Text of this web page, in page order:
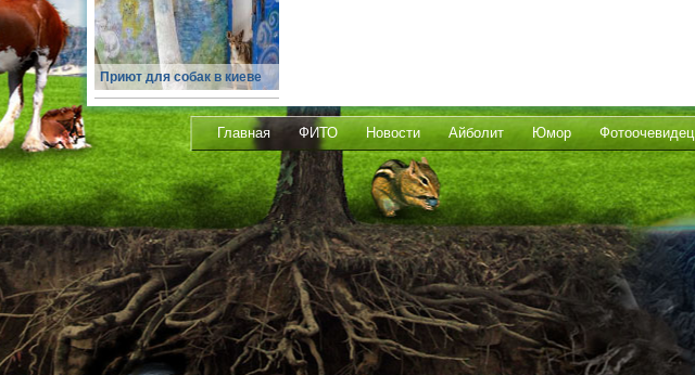
Приют для собак в киеве
Главная ФИТО Новости Айболит Юмор Фотоочевидец